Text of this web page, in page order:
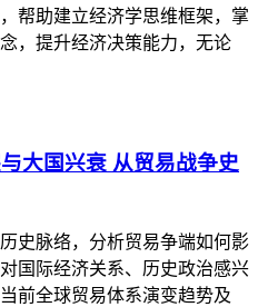
帮助建立经济学思维框架，掌
，提升经济决策能力，无论
大国兴衰 从贸易战争史
史脉络，分析贸易争端如何影
国际经济关系、历史政治感兴
前全球贸易体系演变趋势及